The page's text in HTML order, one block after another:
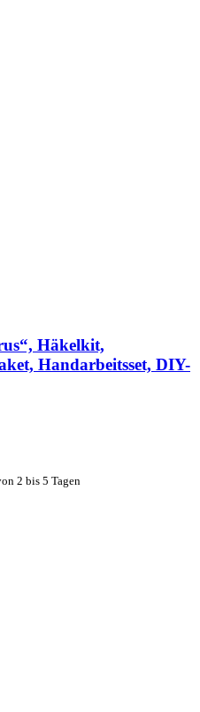
Häkelkit,
Handarbeitsset, DIY-
2 bis 5 Tagen